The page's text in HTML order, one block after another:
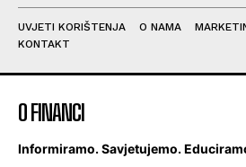
UVJETI KORIŠTENJA O NAMA
KONTAKT
O FINANCI
Informiramo. Savjetujemo.